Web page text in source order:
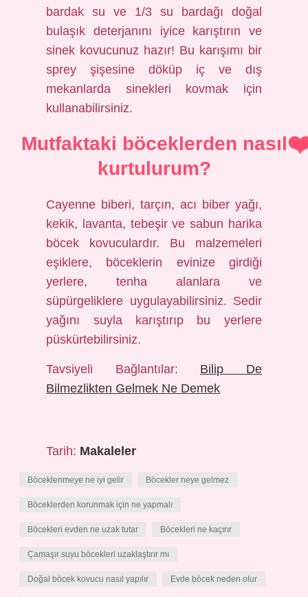
bardak su ve 1/3 su bardağı doğal
bulaşık deterjanını iyice karıştırın ve
sinek kovucunuz hazır! Bu karışımı bir
sprey şişesine döküp iç ve dış
mekanlarda sinekleri kovmak için
kullanabilirsiniz.
Mutfaktaki böceklerden nasıl
kurtulurum?
Cayenne biberi, tarçın, acı biber yağı,
kekik, lavanta, tebeşir ve sabun harika
böcek kovuculardır. Bu malzemeleri
eşiklere, böceklerin evinize girdiği
yerlere, tenha alanlara ve
süpürgeliklere uygulayabilirsiniz. Sedir
yağını suyla karıştırıp bu yerlere
püskürtebilirsiniz.
Tavsiyeli Bağlantılar: Bilip De
Bilmezlikten Gelmek Ne Demek
Tarih: Makaleler
Böceklenmeye ne iyi gelir Böcekler neye gelmez
Böceklerden korunmak için ne yapmalı
Böcekleri evden ne uzak tutar Böcekleri ne kaçırır
Çamaşır suyu böcekleri uzaklaştırır mı
Doğal böcek kovucu nasıl yapılır Evde böcek neden olur